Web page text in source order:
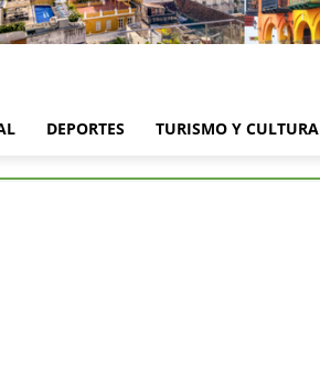
DEPORTES TURISMO Y CULTURA
homicidios en